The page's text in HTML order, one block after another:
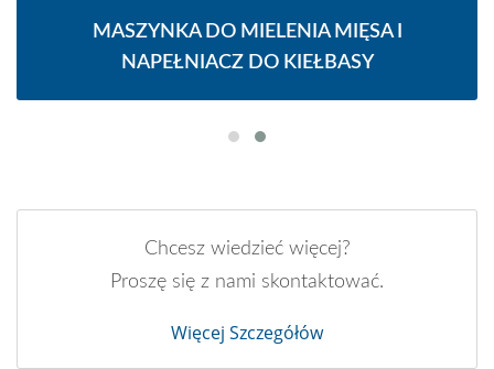
MASZYNKA DO MIELENIA MIĘSA I
NAPEŁNIACZ DO KIEŁBASY
Chcesz wiedzieć więcej?
Proszę się z nami skontaktować.
Więcej Szczegółów